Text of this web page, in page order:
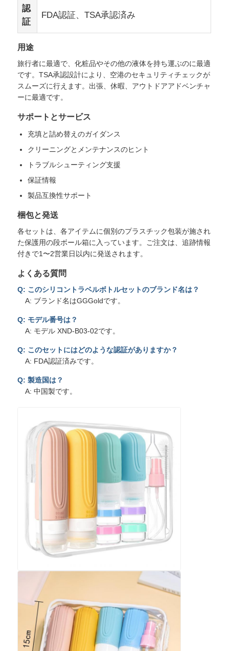
認
証
FDA認証、TSA承認済み
用途
旅行者に最適で、化粧品やその他の液体を持ち運ぶのに最適
です。TSA承認設計により、空港のセキュリティチェックが
スムーズに行えます。出張、休暇、アウトドアアドベンチャ
ーに最適です。
サポートとサービス
充填と詰め替えのガイダンス
クリーニングとメンテナンスのヒント
トラブルシューティング支援
保証情報
製品互換性サポート
梱包と発送
各セットは、各アイテムに個別のプラスチック包装が施され
た保護用の段ボール箱に入っています。ご注文は、追跡情報
付きで1〜2営業日以内に発送されます。
よくある質問
Q: このシリコントラベルボトルセットのブランド名は？
A: ブランド名はGGGoldです。
Q: モデル番号は？
A: モデル XND-B03-02です。
Q: このセットにはどのような認証がありますか？
A: FDA認証済みです。
Q: 製造国は？
A: 中国製です。